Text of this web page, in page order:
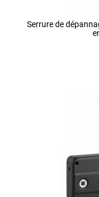
Serrure de